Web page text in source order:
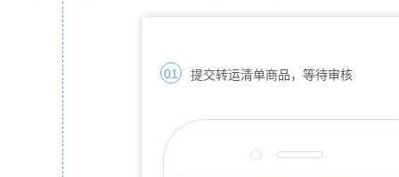
01 提交转运清单商品，等待审核